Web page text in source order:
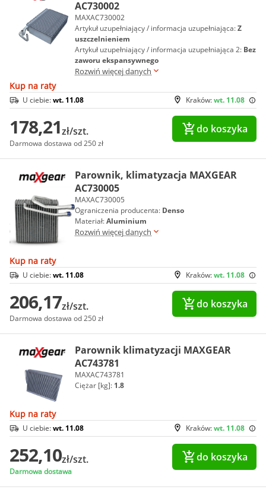
AC730002
MAXAC730002
Artykuł uzupełniający / informacja uzupełniająca:Z
uszczelnieniem
Artykuł uzupełniający / informacja uzupełniająca 2: Bez
zaworu ekspansywnego
Rozwiń więcej danych
Kup na raty
Kraków:wt. 11.08
U ciebie:wt. 11.08
178,21zł/szt.
Darmowa dostawa od 250 zł
do koszyka
Parownik, klimatyzacja MAXGEAR
AC730005
MAXAC730005
Ograniczenia producenta: Denso
Materiał:Aluminium
Rozwiń więcej danych
Kup na raty
Kraków:wt. 11.08
U ciebie:wt. 11.08
206,17zł/szt.
Darmowa dostawa od 250 zł
do koszyka
Parownik klimatyzacji MAXGEAR
AC743781
MAXAC743781
Ciężar [kg]: 1.8
Kup na raty
Kraków:wt. 11.08
U ciebie:wt. 11.08
252,10zł/szt.
Darmowa dostawa
do koszyka